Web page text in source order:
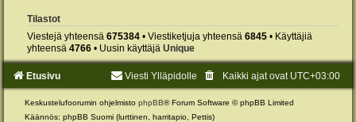
Tilastot
Viestejä yhteensä 675384 • Viestiketjuja yhteensä 6845 • Käyttäjiä
yhteensä 4766 • Uusin käyttäjä Unique
Etusivu Kaikki ajat ovat UTC+03:00
Viesti Ylläpidolle
Keskustelufoorumin ohjelmisto phpBB® Forum Software © phpBB Limited
Käännös: phpBB Suomi (lurttinen, harritapio, Pettis)